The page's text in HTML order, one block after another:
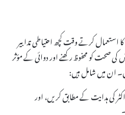
Thyroxine Sodium Tablets کا استعمال کرتے وقت کچھ احتیاطی تدابیر
کی صحت کو محفوظ رکھنے اور دوائی کے مؤثر
ان میں شامل ہیں:
کی ہدایت کے مطابق کریں، اور